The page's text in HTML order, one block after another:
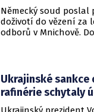
Německý soud
doživotí do vězení za
odborů v Mnichově.
Ukrajinské sankce
rafinérie schytaly